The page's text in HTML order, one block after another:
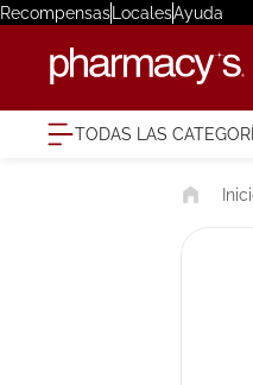
RecompensasLocalesAyuda
TODAS LAS